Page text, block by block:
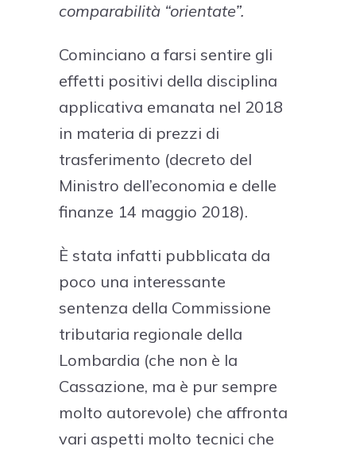
comparabilità “orientate”.
Cominciano a farsi sentire gli
effetti positivi della disciplina
applicativa emanata nel 2018
in materia di prezzi di
trasferimento (decreto del
Ministro dell’economia e delle
finanze 14 maggio 2018).
È stata infatti pubblicata da
poco una interessante
sentenza della Commissione
tributaria regionale della
Lombardia (che non è la
Cassazione, ma è pur sempre
molto autorevole) che affronta
vari aspetti molto tecnici che